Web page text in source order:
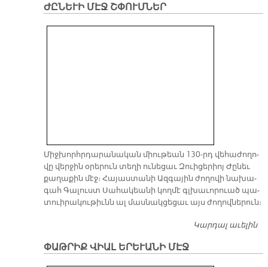
ԺԸՆԵՒԻ ՄԷՋ ՇՓՈՒՄՆԵՐ
Միջ­խորհր­դա­րա­նա­կան միու­թեան 130-րդ վե­հա­ժո­ղո­
վը վեր­ջին օ­րե­րուն տե­ղի ու­նե­ցաւ Զուի­ցե­րիոյ Ժը­նեւ
քա­ղա­քին մէջ։ Հա­յաս­տա­նի Ազ­գա­յին ժո­ղո­վի նա­խա­
գահ Գա­լուստ Սա­հա­կեա­նի կող­մէ գլխա­ւո­րուած պա­
տուի­րա­կու­թիւնն ալ մաս­նակ­ցե­ցաւ այս ժո­ղով­նե­րուն։
Կարդալ աւելին
ՓԱԹՐԻՔ ՎԻԱԼ ԵՐԵՒԱՆԻ ՄԷՋ